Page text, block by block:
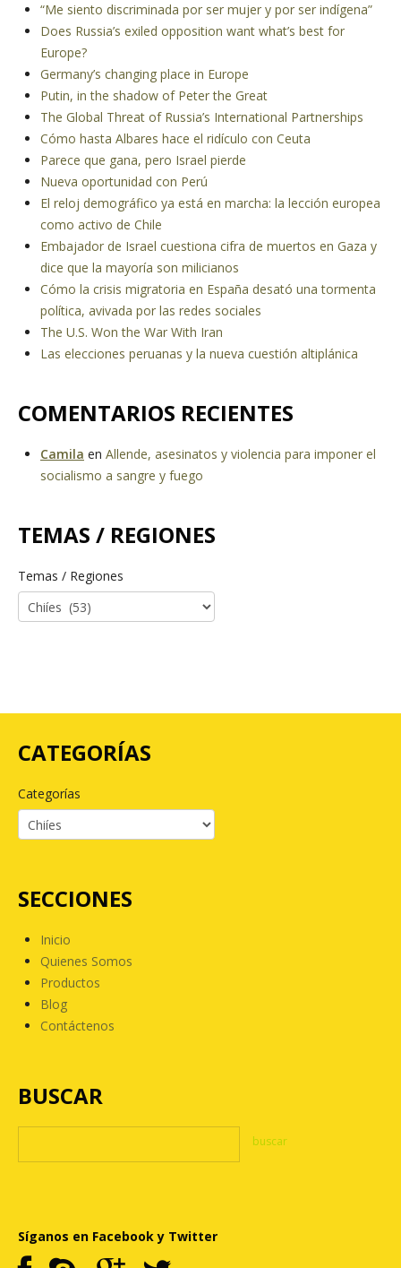
“Me siento discriminada por ser mujer y por ser indígena”
Does Russia’s exiled opposition want what’s best for
Europe?
Germany’s changing place in Europe
Putin, in the shadow of Peter the Great
The Global Threat of Russia’s International Partnerships
Cómo hasta Albares hace el ridículo con Ceuta
Parece que gana, pero Israel pierde
Nueva oportunidad con Perú
El reloj demográfico ya está en marcha: la lección europea
como activo de Chile
Embajador de Israel cuestiona cifra de muertos en Gaza y
dice que la mayoría son milicianos
Cómo la crisis migratoria en España desató una tormenta
política, avivada por las redes sociales
The U.S. Won the War With Iran
Las elecciones peruanas y la nueva cuestión altiplánica
COMENTARIOS RECIENTES
Camila en Allende, asesinatos y violencia para imponer el
socialismo a sangre y fuego
TEMAS / REGIONES
Temas / Regiones
CATEGORÍAS
Categorías
SECCIONES
Inicio
Quienes Somos
Productos
Blog
Contáctenos
BUSCAR
Síganos en Facebook y Twitter